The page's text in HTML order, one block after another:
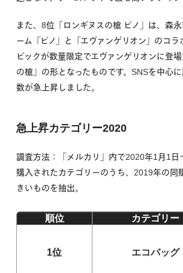
また、8位「ロンギヌスの槍 ピノ」は、森
ーム「ピノ」と「エヴァンゲリオン」のコ
ピックが数量限定でエヴァンゲリオンに登
の槍」の形となったものです。SNSを中心
数が急上昇しました。
急上昇カテゴリー2020
調査方法：「メルカリ」内で2020年1月1日
購入されたカテゴリーのうち、2019年の同
きいものを抽出。
順位 カテゴリー
1位 エコバッグ